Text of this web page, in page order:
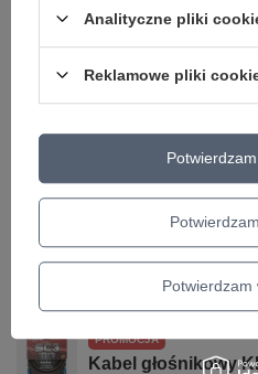
miesięcy od daty zakupu.
Może potrzebujesz
PROMOCJA
Kabel
J/J 3m
PROMOCJA
Kabel głośnikowy
Analityczne pliki
Reklamowe pliki
Potwierdzam